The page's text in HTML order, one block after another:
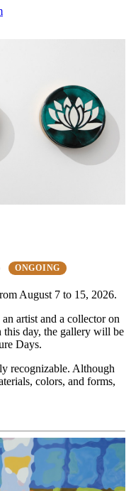
ONGOING
August 7 to 15, 2026.
artist and a collector on
this day, the gallery will be
Days.
recognizable. Although
colors, and forms,